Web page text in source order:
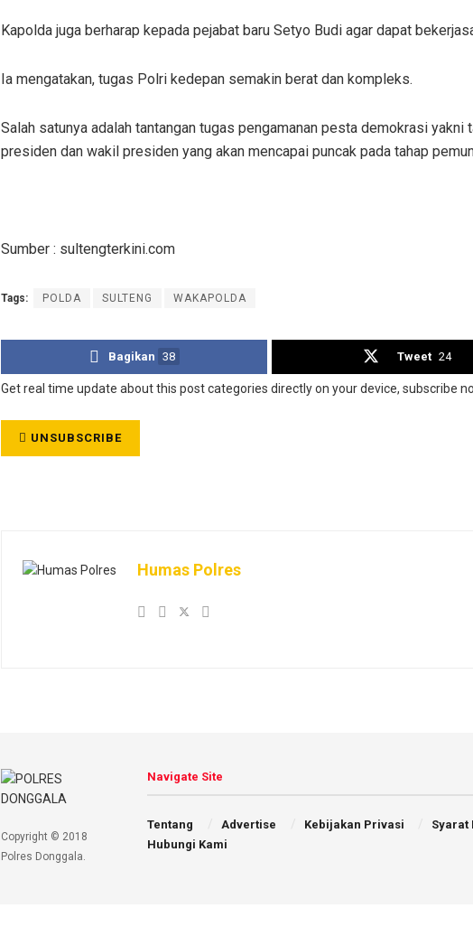
Kapolda juga berharap kepada pejabat baru Setyo Budi agar dapat
Ia mengatakan, tugas Polri kedepan semakin berat dan kompleks.
Salah satunya adalah tantangan tugas pengamanan pesta demokrasi
presiden dan wakil presiden yang akan mencapai puncak pada tahap
Sumber : sultengterkini.com
Tags: POLDA SULTENG WAKAPOLDA
Bagikan 38 Tweet 24
Get real time update about this post categories directly on your device, subscribe
UNSUBSCRIBE
Humas Polres
Copyright © 2018
Polres Donggala.
Navigate Site
Tentang Advertise Kebijakan Privasi
Syarat
Hubungi Kami